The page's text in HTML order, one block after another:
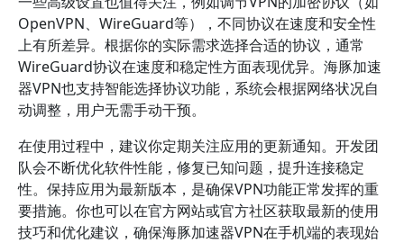
OpenVPN、WireGuard等），不同协议在速度和安全性
上有所差异。根据你的实际需求选择合适的协议，通常
WireGuard协议在速度和稳定性方面表现优异。海豚加速
器VPN也支持智能选择协议功能，系统会根据网络状况自
动调整，用户无需手动干预。
在使用过程中，建议你定期关注应用的更新通知。开发团
队会不断优化软件性能，修复已知问题，提升连接稳定
性。保持应用为最新版本，是确保VPN功能正常发挥的重
要措施。你也可以在官方网站或官方社区获取最新的使用
技巧和优化建议，确保海豚加速器VPN在手机端的表现始